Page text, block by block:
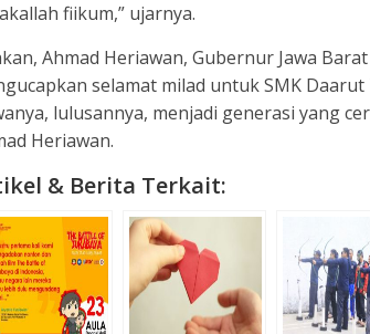
fiikum,” ujarnya.
Ahmad Heriawan, Gubernur Jawa
selamat milad untuk SMK
lulusannya, menjadi generasi yang
Heriawan.
& Berita Terkait: